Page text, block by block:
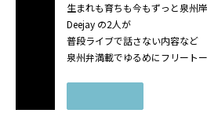
生まれも育ちも今もずっと泉州
Deejay の2人が
普段ライブで話さない内容など
泉州弁満載でゆるめにフリート